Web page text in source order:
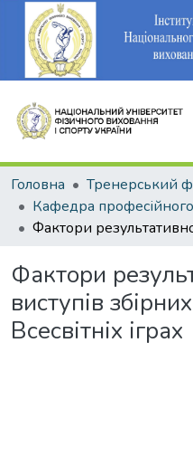
Головна
Тренерський
Фактори
виступів
Всесвітніх іграх